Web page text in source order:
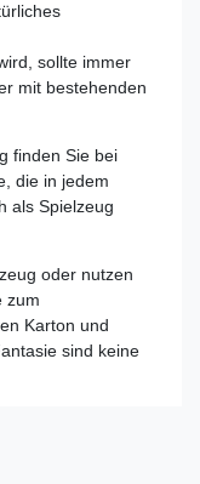
sollte immer
mit bestehenden
finden Sie bei
die in jedem
als Spielzeug
oder nutzen
zum
Karton und
sind keine